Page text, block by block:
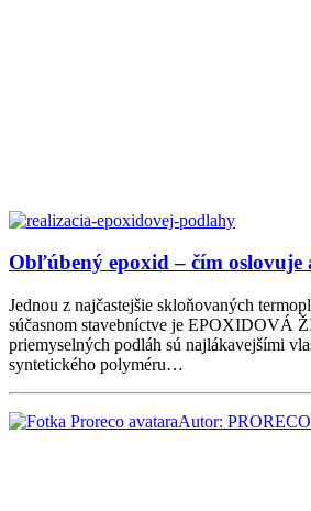
Obľúbený epoxid – čím oslovuje
Jednou z najčastejšie skloňovaných
súčasnom stavebníctve je EPOXIDOVÁ
priemyselných podláh sú najlákavejšími
syntetického polyméru…
Autor: PRORECO